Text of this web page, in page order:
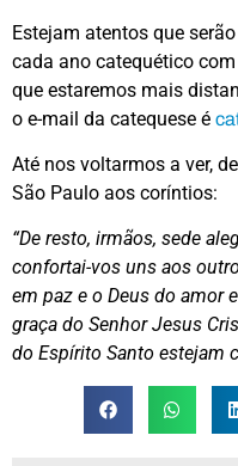
Estejam atentos que
cada ano catequético
que estaremos mais
o e-mail da catequese é
Até nos voltarmos a ver,
São Paulo aos coríntios:
“De resto, irmãos, sede
confortai-vos uns aos
em paz e o Deus do amor
graça do Senhor Jesus
do Espírito Santo estejam